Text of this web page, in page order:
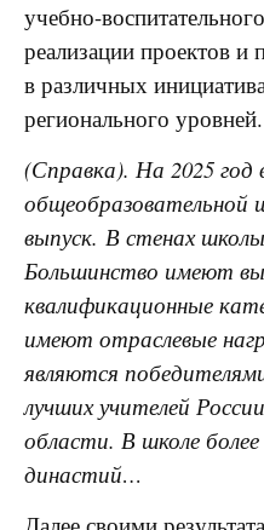
учебно-
реализации проектов
в различных
регионального уровней.
(Справка). На 2025
выпуск. В стенах
Большинство имеют
квалификационные
имеют отраслевые
являются
лучших учителей
области. В школе более
династий…